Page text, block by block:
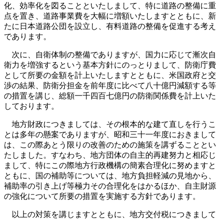
化、効率化を図ることといたしまして、特に道路の整備に重
点を置き、道路事業費を大幅に増額いたしますとともに、新
たに日本道路公団を設立し、有料道路の整備を促進する考え
であります。
次に、自衛体制の整備でありますが、国力に応じて漸次自
衛力を増強するという基本方針にのっとりまして、防衛庁費
として所要の金額を計上いたしますとともに、米国政府と交
渉の結果、防衛分担金を前年度に比べて八十億円減額する等
の措置を講じ、総額一千四百七億円の防衛関係費を計上いた
しております。
地方財政につきましては、その根本的な建て直しを行うこ
とは多年の懸案でありますが、昭和三十一年度におきまして
は、この際あとう限りの改善のための施策を講ずることとい
たしました。すなわち、地方団体の自主的再建努力と相応じ
まして、特にこの際地方行政機構の簡素合理化に努めますと
ともに、国の補助等については、地方負担軽減の見地から、
補助率の引き上げ等極力その合理化をはかるほか、自主財源
の強化について所要の措置を実施する方針であります。
以上の対策を講じますとともに、地方交付税につきまして